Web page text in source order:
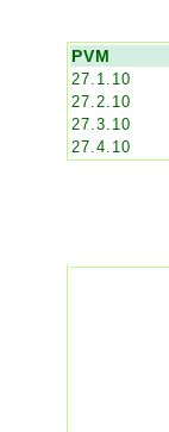
PVM
27.1.10
27.2.10
27.3.10
27.4.10